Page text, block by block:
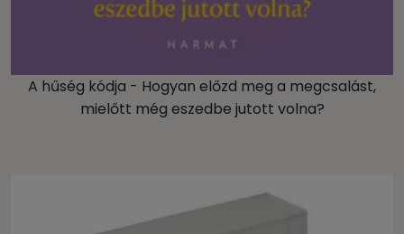
A hűség kódja - Hogyan előzd meg a megcsalást,
mielőtt még eszedbe jutott volna?